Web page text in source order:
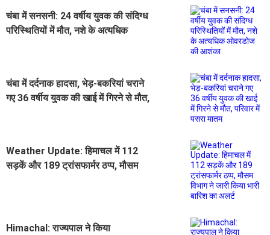
चंबा में सनसनी: 24 वर्षीय युवक की संदिग्ध
परिस्थितियों में मौत, नशे के अत्यधिक
चंबा में दर्दनाक हादसा, भेड़-बकरियां चराने
गए 36 वर्षीय युवक की खाई में गिरने से मौत,
Weather Update: हिमाचल में 112
सड़कें और 189 ट्रांसफार्मर ठप्प, मौसम
Himachal: राज्यपाल ने किया